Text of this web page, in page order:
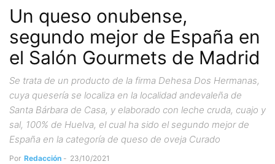
Un queso onubense,
segundo mejor de España en
el Salón Gourmets de Madrid
Se trata de un producto de la firma Dehesa Dos Hermanas,
cuya quesería se localiza en la localidad andevaleña de
Santa Bárbara de Casa, y elaborado con leche cruda, cuajo y
sal, 100% de Huelva, el cual ha sido el segundo mejor de
España en la categoría de queso de oveja Curado
Por Redacción - 23/10/2021